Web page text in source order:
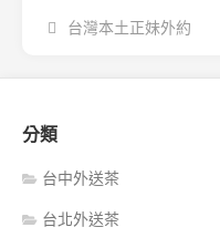
台灣本土正妹外約
分類
台中外送茶
台北外送茶